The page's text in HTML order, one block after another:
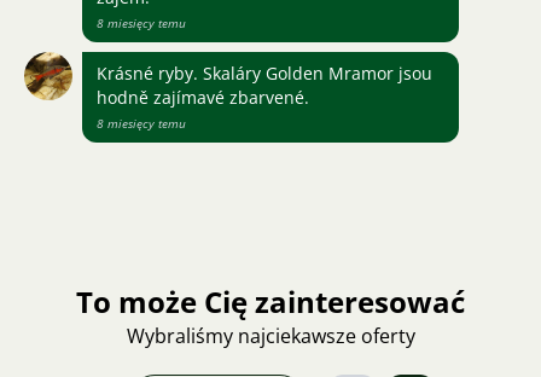
8 miesięcy temu
Krásné ryby. Skaláry Golden Mramor jsou
hodně zajímavé zbarvené.
8 miesięcy temu
To może Cię zainteresować
Wybraliśmy najciekawsze oferty